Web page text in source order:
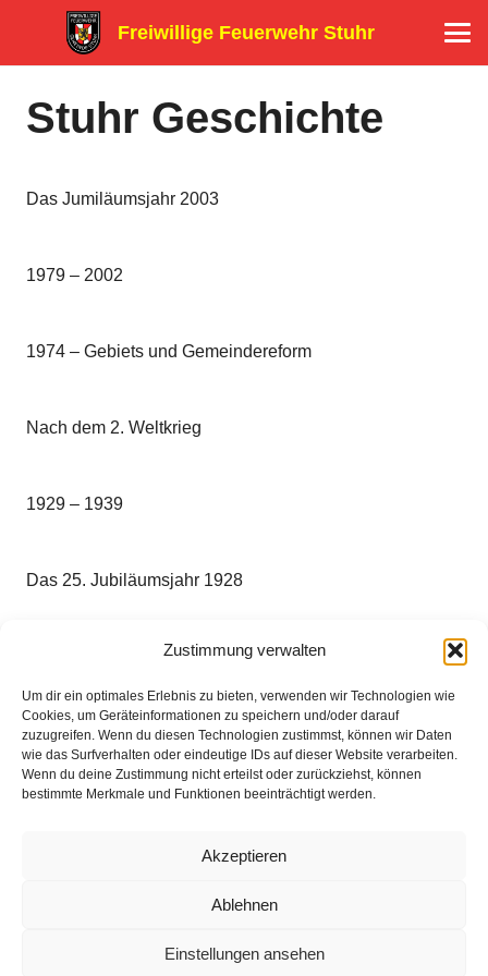
Zustimmung verwalten
Um dir ein optimales Erlebnis zu bieten, verwenden wir Technologien wie
Cookies, um Geräteinformationen zu speichern und/oder darauf
zuzugreifen. Wenn du diesen Technologien zustimmst, können wir Daten
wie das Surfverhalten oder eindeutige IDs auf dieser Website verarbeiten.
Wenn du deine Zustimmung nicht erteilst oder zurückziehst, können
bestimmte Merkmale und Funktionen beeinträchtigt werden.
Akzeptieren
Ablehnen
Einstellungen ansehen
Freiwillige Feuerwehr Stuhr
Stuhr Geschichte
Das Jumiläumsjahr 2003
1979 – 2002
1974 – Gebiets und Gemeindereform
Nach dem 2. Weltkrieg
1929 – 1939
Das 25. Jubiläumsjahr 1928
Von der Gründung 1903 – 1927
Das Feuerlöschwesen vor der Gründung
Datenschutz